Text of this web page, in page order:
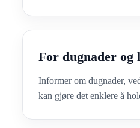
For dugnader og
Informer om dugnader,
kan gjøre det enklere å